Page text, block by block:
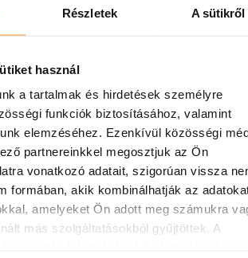
Részletek A sütikről
használ
a tartalmak és hirdetések személyre
funkciók biztosításához, valamint
elemzéséhez. Ezenkívül közösségi
partnereinkkel megosztjuk az Ön
vonatkozó adatait, szigorúan vissza
formában, akik kombinálhatják az
amelyeket Ön adott meg számukra
más szolgáltatásokból gyűjtöttek. A